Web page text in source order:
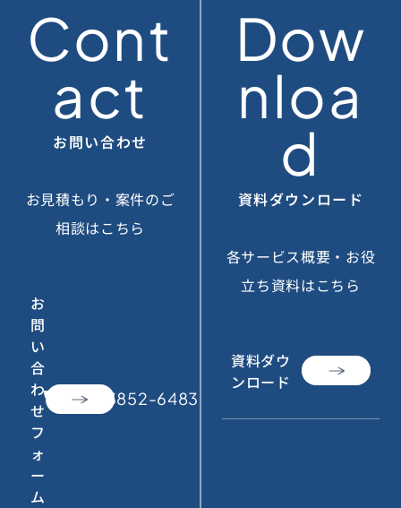
Cont
act
お問い合わせ
お見積もり・案件のご
相談はこちら
お
問
い
合
わ
せ
フ
ォ
ー
ム
call 050-3852-6483
Dow
nloa
d
資料ダウンロード
各サービス概要・お役
立ち資料はこちら
資料ダウ
ンロード